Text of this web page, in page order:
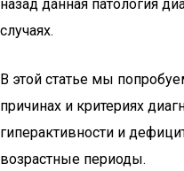
назад данная патология
случаях.
В этой статье мы
причинах и критериях
гиперактивности и
возрастные периоды.